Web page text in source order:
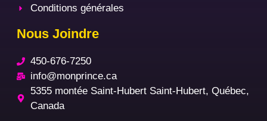
Conditions générales
Nous Joindre
450-676-7250
info@monprince.ca
5355 montée Saint-Hubert Saint-Hubert, Québec,
Canada